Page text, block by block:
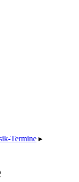
Termine ▸